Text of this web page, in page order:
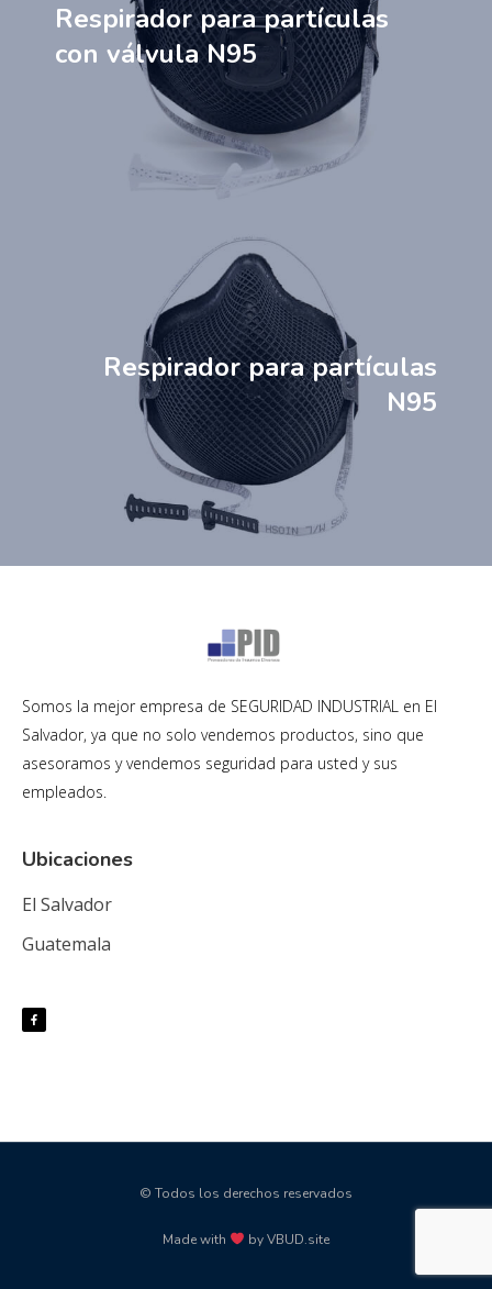
Respirador para partículas
con válvula N95
Respirador para partículas
N95
Somos la mejor empresa de SEGURIDAD INDUSTRIAL en El
Salvador, ya que no solo vendemos productos, sino que
asesoramos y vendemos seguridad para usted y sus
empleados.
Ubicaciones
El Salvador
Guatemala
© Todos los derechos reservados
Made with by VBUD.site